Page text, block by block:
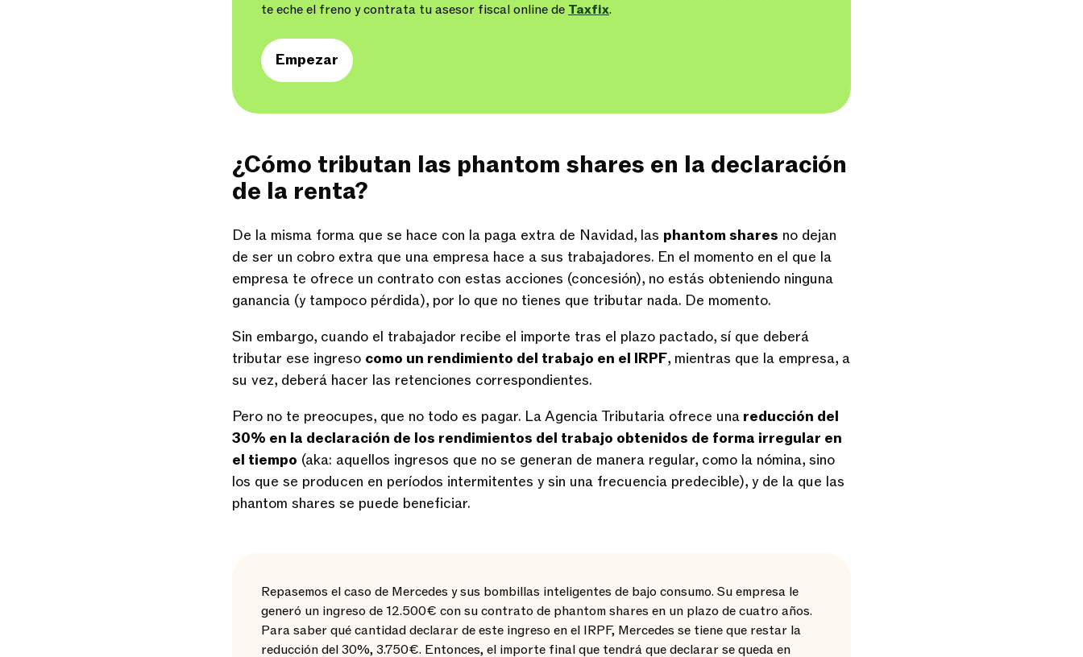
te eche el freno y contrata tu asesor fiscal online de Taxfix.
Empezar
¿Cómo tributan las phantom shares en la declaración
de la renta?
De la misma forma que se hace con la paga extra de Navidad, las phantom shares no dejan
de ser un cobro extra que una empresa hace a sus trabajadores. En el momento en el que la
empresa te ofrece un contrato con estas acciones (concesión), no estás obteniendo ninguna
ganancia (y tampoco pérdida), por lo que no tienes que tributar nada. De momento.
Sin embargo, cuando el trabajador recibe el importe tras el plazo pactado, sí que deberá
tributar ese ingreso como un rendimiento del trabajo en el IRPF, mientras que la empresa, a
su vez, deberá hacer las retenciones correspondientes.
Pero no te preocupes, que no todo es pagar. La Agencia Tributaria ofrece una reducción del
30% en la declaración de los rendimientos del trabajo obtenidos de forma irregular en
el tiempo (aka: aquellos ingresos que no se generan de manera regular, como la nómina, sino
los que se producen en períodos intermitentes y sin una frecuencia predecible), y de la que las
phantom shares se puede beneficiar.
Repasemos el caso de Mercedes y sus bombillas inteligentes de bajo consumo. Su empresa le
generó un ingreso de 12.500€ con su contrato de phantom shares en un plazo de cuatro años.
Para saber qué cantidad declarar de este ingreso en el IRPF, Mercedes se tiene que restar la
reducción del 30%, 3.750€. Entonces, el importe final que tendrá que declarar se queda en